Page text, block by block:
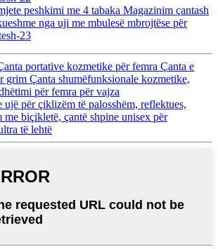
portative kozmetike për femra Çanta e
grim Çanta shumëfunksionale kozmetike,
për femra për vajza
ujë për çiklizëm të palosshëm, reflektues,
me biçikletë, çantë shpine unisex për
të lehtë